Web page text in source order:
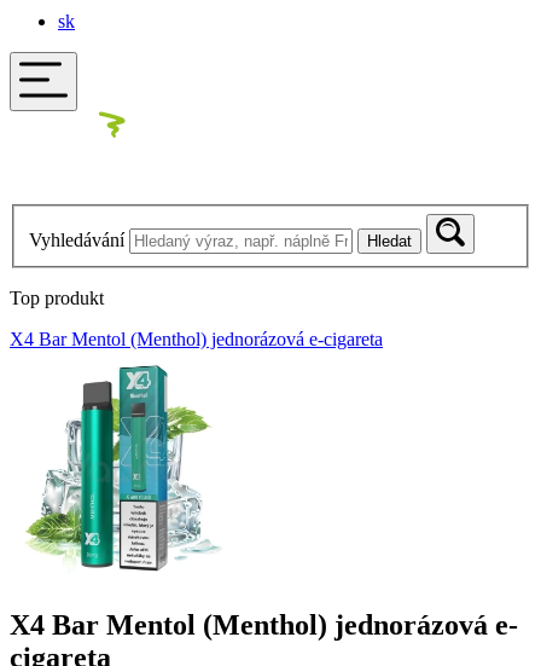
sk
Vyhledávání Hledat
Top produkt
X4 Bar Mentol (Menthol) jednorázová e-cigareta
X4 Bar Mentol (Menthol) jednorázová e-
cigareta